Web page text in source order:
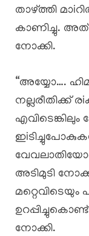
താഴ്ത്തി
കാണിച്ചു.
നോക്കി.
“അയ്യോ….
നല്ലരീതിക്ക്
അടിമുടി
നോക്കി.